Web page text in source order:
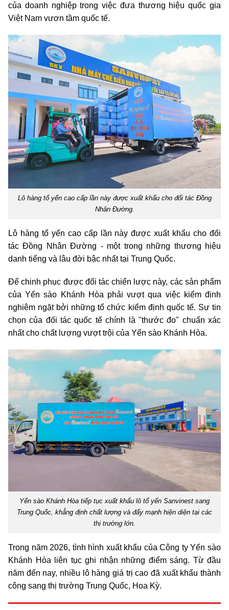
của doanh nghiệp trong việc đưa thương hiệu quốc gia
Việt Nam vươn tầm quốc tế.
Lô hàng tổ yến cao cấp lần này được xuất khẩu cho đối tác Đồng
Nhân Đường.
Lô hàng tổ yến cao cấp lần này được xuất khẩu cho đối
tác Đồng Nhân Đường -một trong những thương hiệu
danh tiếng và lâu đời bậc nhất tại Trung Quốc.
Để chinh phục được đối tác chiến lược này, các sản phẩm
của Yến sào Khánh Hòa phải vượt qua việc kiểm định
nghiêm ngặt bởi những tổ chức kiểm định quốc tế. Sự tin
chọn của đối tác quốc tế chính là "thước đo" chuẩn xác
nhất cho chất lượng vượt trội của Yến sào Khánh Hòa.
Yến sào Khánh Hòa tiếp tục xuất khẩu lô tổ yến Sanvinest sang
Trung Quốc, khẳng định chất lượng và đẩy mạnh hiện diện tại các
thị trường lớn.
Trong năm 2026, tình hình xuất khẩu của Công ty Yến sào
Khánh Hòa liên tục ghi nhận những điểm sáng. Từ đầu
năm đến nay, nhiều lô hàng giá trị cao đã xuất khẩu thành
công sang thị trường Trung Quốc, Hoa Kỳ.